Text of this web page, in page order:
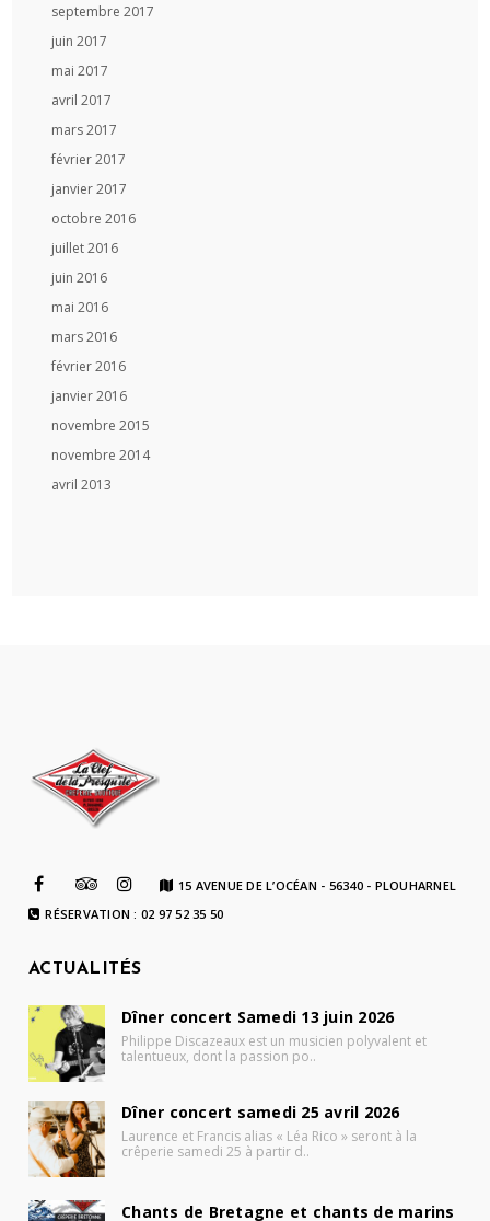
septembre 2017
juin 2017
mai 2017
avril 2017
mars 2017
février 2017
janvier 2017
octobre 2016
juillet 2016
juin 2016
mai 2016
mars 2016
février 2016
janvier 2016
novembre 2015
novembre 2014
avril 2013
15 AVENUE DE L’OCÉAN - 56340 - PLOUHARNEL
RÉSERVATION : 02 97 52 35 50
ACTUALITÉS
Dîner concert Samedi 13 juin 2026
Philippe Discazeaux est un musicien polyvalent et
talentueux, dont la passion po..
Dîner concert samedi 25 avril 2026
Laurence et Francis alias « Léa Rico » seront à la
crêperie samedi 25 à partir d..
Chants de Bretagne et chants de marins